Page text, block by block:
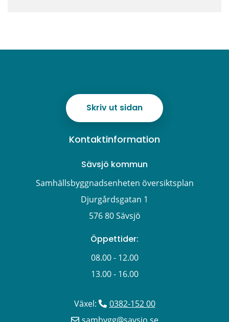
Skriv ut sidan
Kontaktinformation
Sävsjö kommun
Samhällsbyggnadsenheten översiktsplan
Djurgårdsgatan 1
576 80 Sävsjö
Öppettider:
08.00 - 12.00
13.00 - 16.00
Växel:
0382-152 00